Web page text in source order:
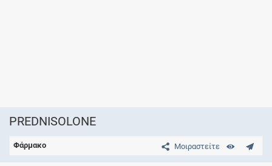
PREDNISOLONE
Μοιραστείτε
Φάρμακο